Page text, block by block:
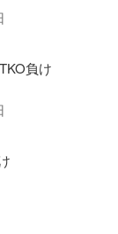
負け